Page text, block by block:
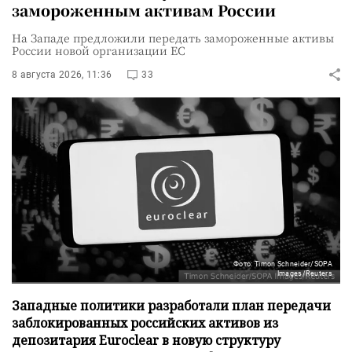
замороженным активам России
На Западе предложили передать замороженные активы
России новой организации ЕС
8 августа 2026, 11:36 33
Фото: Timon Schneider/SOPA
Images/Reuters
Западные политики разработали план передачи
заблокированных российских активов из
депозитария Euroclear в новую структуру